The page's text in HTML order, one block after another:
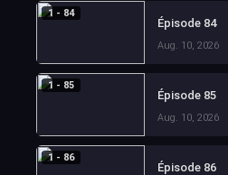
1 - 84
Épisode 84
Aug. 10, 2026
1 - 85
Épisode 85
Aug. 10, 2026
1 - 86
Épisode 86